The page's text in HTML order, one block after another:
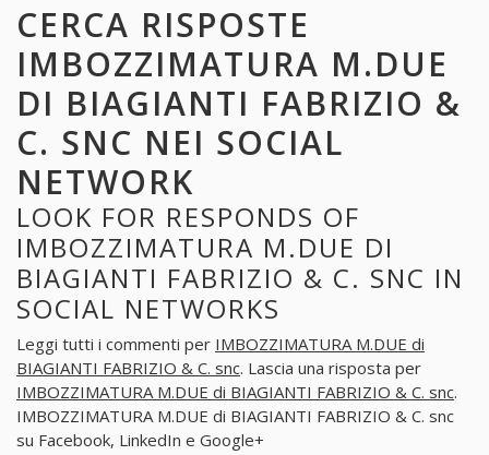
CERCA RISPOSTE
IMBOZZIMATURA M.DUE
DI BIAGIANTI FABRIZIO &
C. SNC NEI SOCIAL
NETWORK
LOOK FOR RESPONDS OF
IMBOZZIMATURA M.DUE DI
BIAGIANTI FABRIZIO & C. SNC IN
SOCIAL NETWORKS
Leggi tutti i commenti per IMBOZZIMATURA M.DUE di
BIAGIANTI FABRIZIO & C. snc. Lascia una risposta per
IMBOZZIMATURA M.DUE di BIAGIANTI FABRIZIO & C. snc.
IMBOZZIMATURA M.DUE di BIAGIANTI FABRIZIO & C. snc
su Facebook, LinkedIn e Google+